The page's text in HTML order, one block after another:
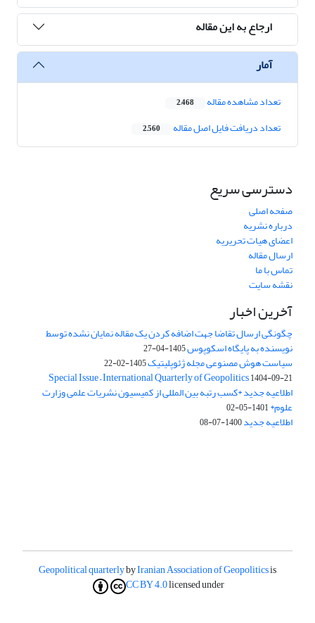
ارجاع به این مقاله
آمار
تعداد مشاهده مقاله 2,468
تعداد دریافت فایل اصل مقاله 2,560
دسترسی سریع
صفحه اصلی
درباره نشریه
اعضای هیات تحریریه
ارسال مقاله
تماس با ما
نقشه سایت
آخرین اخبار
چگونگی ارسال تقاضا جهت اضافه کردن یک مقاله نمایان نشده توسط
نویسنده به پایگاه اسکوپوس1405-04-27
سیاست هوش مصنوعی مجله ژئوپلیتیک1405-02-22
Special Issue – International Quarterly of Geopolitics1404-09-21
اطلاعیه جدید *کسب رتبه بین المللی از کمیسیون نشریات علمی وزارت
علوم*1401-05-02
اطلاعیه جدید1400-07-08
Geopolitical quarterlybyIranian Association of Geopoliticsis
licensed under
CC BY 4.0